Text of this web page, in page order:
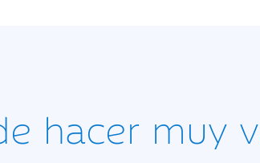
hacer muy